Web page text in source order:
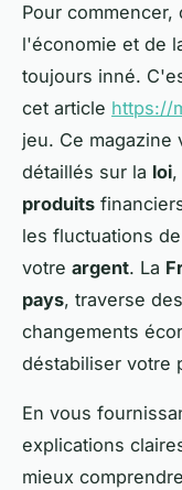
Pour
l'économie et de
toujours inné.
cet article https://
jeu. Ce magazine
détaillés sur la loi,
produits
les fluctuations
votre argent. La
pays, traverse
changements
déstabiliser votre
En vous
explications
mieux